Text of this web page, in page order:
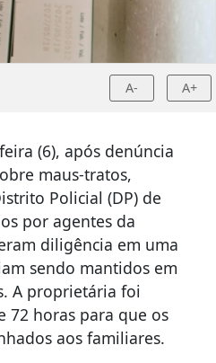
A- A+
(6), após denúncia
maus-tratos,
Policial (DP) de
por agentes da
diligência em uma
sendo mantidos em
A proprietária foi
72 horas para que os
aos familiares.